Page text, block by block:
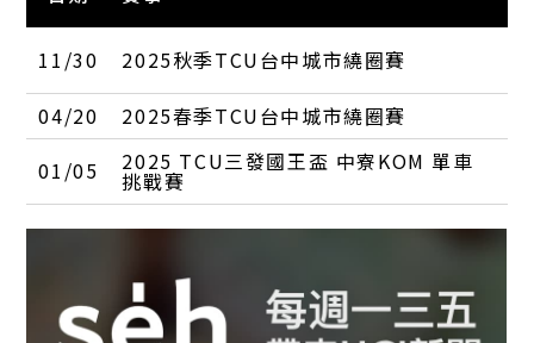
11/30
2025秋季TCU台中城市繞圈賽
04/20
2025春季TCU台中城市繞圈賽
01/05
2025 TCU三發國王盃 中寮KOM 單車
挑戰賽